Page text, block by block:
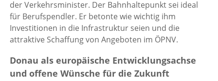
der Verkehrsminister. Der Bahnhaltepunkt sei ideal
für Berufspendler. Er betonte wie wichtig ihm
Investitionen in die Infrastruktur seien und die
attraktive Schaffung von Angeboten im ÖPNV.
Donau als europäische Entwicklungsachse
und offene Wünsche für die Zukunft